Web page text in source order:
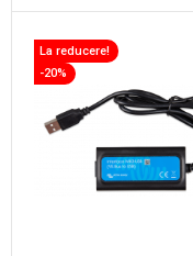
La reducere!
-20%